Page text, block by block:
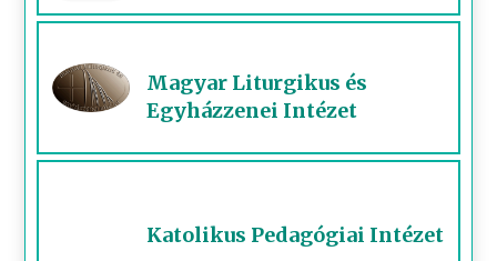
Magyar Liturgikus és
Egyházzenei Intézet
Katolikus Pedagógiai Intézet